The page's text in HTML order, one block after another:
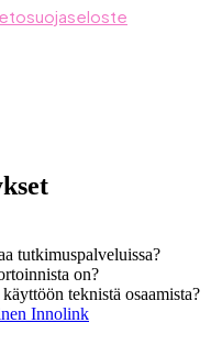
tutkimuspalveluissa?
on?
teknistä osaamista?